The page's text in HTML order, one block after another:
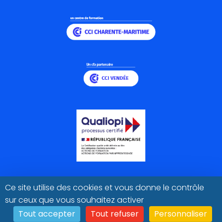
Ce site utilise des cookies et vous donne le contrôle
sur ceux que vous souhaitez activer
Tout accepter
Tout refuser Personnaliser